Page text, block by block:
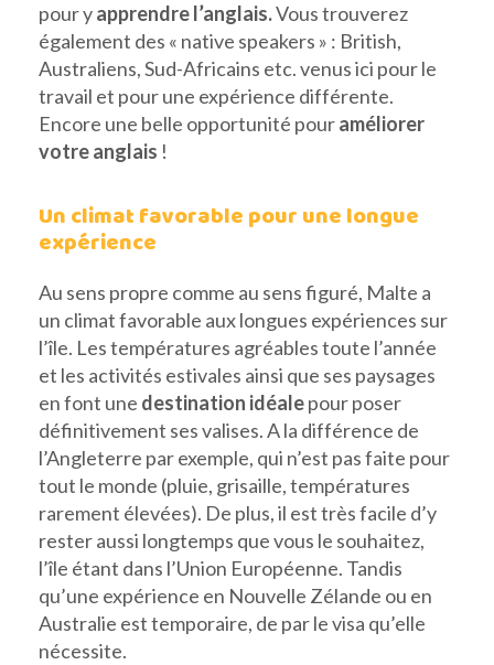
pour yapprendre l’anglais.Vous trouverez
également des « native speakers » : British,
Australiens, Sud-Africains etc. venus ici pour le
travail et pour une expérience différente.
Encore une belle opportunité pouraméliorer
votre anglais !
Un climat favorable pour une longue
expérience
Au sens propre comme au sens figuré, Malte a
un climat favorable aux longues expériences sur
l’île. Les températures agréables toute l’année
et les activités estivales ainsi que ses paysages
en font une destination idéalepour poser
définitivement ses valises. A la différence de
l’Angleterre par exemple, qui n’est pas faite pour
tout le monde (pluie, grisaille, températures
rarement élevées). De plus, il est très facile d’y
rester aussi longtemps que vous le souhaitez,
l’île étant dans l’Union Européenne. Tandis
qu’une expérience en Nouvelle Zélande ou en
Australie est temporaire, de par le visa qu’elle
nécessite.